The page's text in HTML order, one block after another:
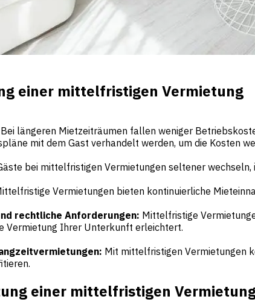
einer mittelfristigen Vermietung
Bei längeren Mietzeiträumen fallen weniger
mit dem Gast verhandelt werden, um die Kosten
bei mittelfristigen Vermietungen seltener
Vermietungen bieten kontinuierliche
rechtliche Anforderungen: Mittelfristige
Vermietung Ihrer Unterkunft erleichtert.
Mit mittelfristigen Vermietungen
einer mittelfristigen